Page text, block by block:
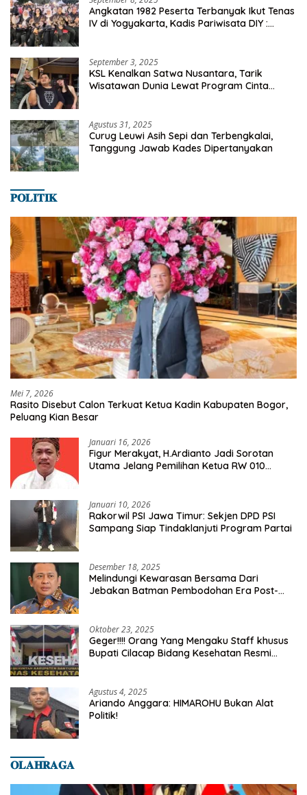
Angkatan 1982 Peserta Terbanyak Ikut Tenas
IV di Yogyakarta, Kadis Pariwisata DIY :
September 3, 2025
KSL Kenalkan Satwa Nusantara, Tarik
Wisatawan Dunia Lewat Program Cinta
Agustus 31, 2025
Curug Leuwi Asih Sepi dan Terbengkalai,
Tanggung Jawab Kades Dipertanyakan
𝐏𝐎𝐋𝐈𝐓𝐈𝐊
Mei 7, 2026
Rasito Disebut Calon Terkuat Ketua Kadin Kabupaten Bogor,
Peluang Kian Besar
Januari 16, 2026
Figur Merakyat, H.Ardianto Jadi Sorotan
Utama Jelang Pemilihan Ketua RW 010
Januari 10, 2026
Rakorwil PSI Jawa Timur: Sekjen DPD PSI
Sampang Siap Tindaklanjuti Program Partai
Desember 18, 2025
Melindungi Kewarasan Bersama Dari
Jebakan Batman Pembodohan Era Post-
Oktober 23, 2025
Geger!!!! Orang Yang Mengaku Staff khusus
Bupati Cilacap Bidang Kesehatan Resmi
Agustus 4, 2025
Ariando Anggara: HIMAROHU Bukan Alat
Politik!
𝐎𝐋𝐀𝐇𝐑𝐀𝐆𝐀